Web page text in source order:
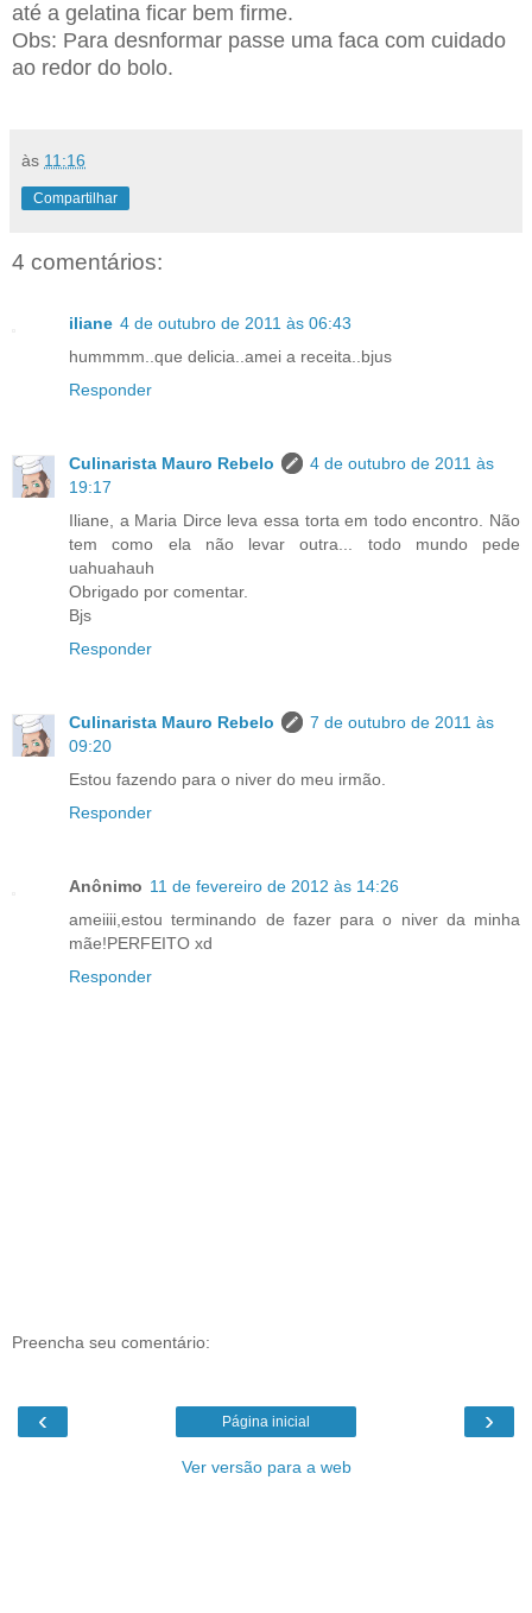
até a gelatina ficar bem firme.
Obs: Para desnformar passe uma faca com cuidado
ao redor do bolo.
às 11:16
Compartilhar
4 comentários:
iliane 4 de outubro de 2011 às 06:43
hummmm..que delicia..amei a receita..bjus
Responder
Culinarista Mauro Rebelo
4 de outubro de 2011 às
19:17
Iliane, a Maria Dirce leva essa torta em todo encontro. Não
tem como ela não levar outra... todo mundo pede
uahuahauh
Obrigado por comentar.
Bjs
Responder
Culinarista Mauro Rebelo
7 de outubro de 2011 às
09:20
Estou fazendo para o niver do meu irmão.
Responder
Anônimo 11 de fevereiro de 2012 às 14:26
ameiiii,estou terminando de fazer para o niver da minha
mãe!PERFEITO xd
Responder
Preencha seu comentário:
‹ ›
Página inicial
Ver versão para a web